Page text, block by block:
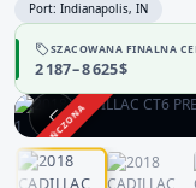
Port: Indianapolis, IN
SZACOWANA FINALNA
2 187 – 8 625 $
ZAKOŃCZONA